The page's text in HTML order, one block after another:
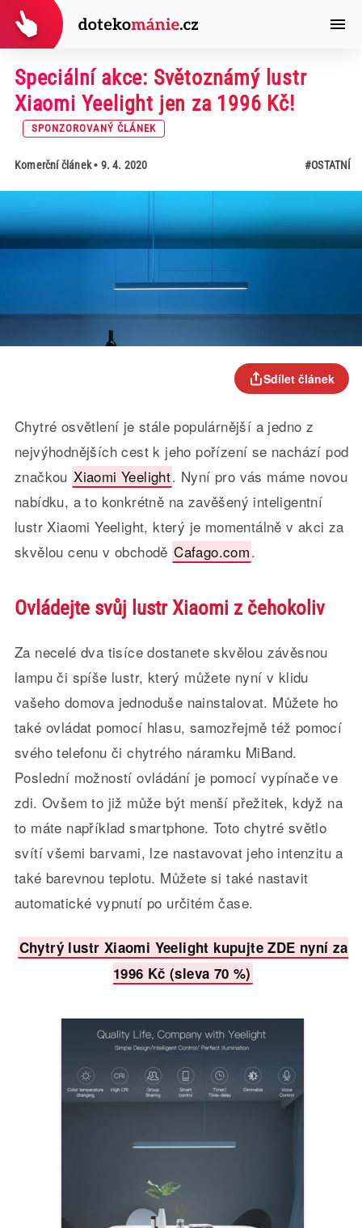
Speciální akce: Světoznámý lustr
Xiaomi Yeelight jen za 1996 Kč!
SPONZOROVANÝ ČLÁNEK
Komerční článek• 9. 4. 2020 #OSTATNÍ
Sdílet článek
Chytré osvětlení je stále populárnější a jedno z
nejvýhodnějších cest k jeho pořízení se nachází pod
značkou Xiaomi Yeelight. Nyní pro vás máme novou
nabídku, a to konkrétně na zavěšený inteligentní
lustr Xiaomi Yeelight, který je momentálně v akci za
skvělou cenu v obchodě Cafago.com.
Ovládejte svůj lustr Xiaomi z čehokoliv
Za necelé dva tisíce dostanete skvělou závěsnou
lampu či spíše lustr, který můžete nyní v klidu
vašeho domova jednoduše nainstalovat. Můžete ho
také ovládat pomocí hlasu, samozřejmě též pomocí
svého telefonu či chytrého náramku MiBand.
Poslední možností ovládání je pomocí vypínače ve
zdi. Ovšem to již může být menší přežitek, když na
to máte například smartphone. Toto chytré světlo
svítí všemi barvami, lze nastavovat jeho intenzitu a
také barevnou teplotu. Můžete si také nastavit
automatické vypnutí po určitém čase.
Chytrý lustr Xiaomi Yeelight kupujte ZDE nyní za
1996 Kč (sleva 70 %)